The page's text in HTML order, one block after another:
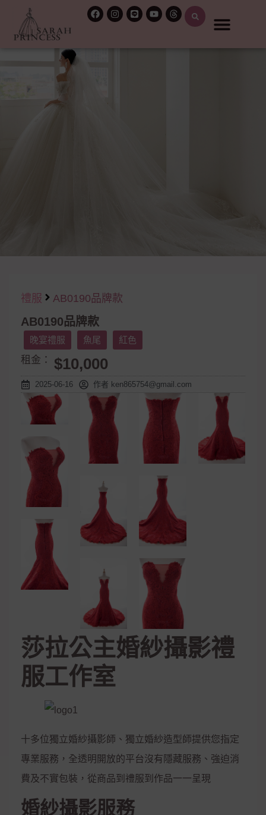
禮服 AB0190品牌款
AB0190品牌款
晚宴禮服 魚尾 紅色
租金： $10,000
2025-06-16 作者 ken865754@gmail.com
莎拉公主婚紗攝影禮
服工作室
十多位獨立婚紗攝影師、獨立婚紗造型師提供您指定
專業服務，全透明開放的平台沒有隱藏服務、強迫消
費及不實包裝，從商品到禮服到作品一一呈現
婚紗攝影服務